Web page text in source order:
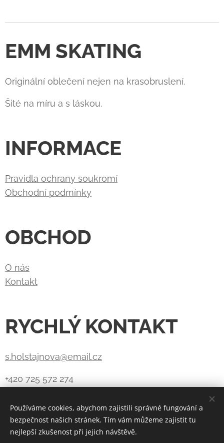
EMM SKATING
Originální oblečení nejen na krasobruslení.
Šité na míru a s láskou.
INFORMACE
Pravidla ochrany soukromí
Obchodní podmínky
OBCHOD
O nás
Kontakt
RYCHLÝ KONTAKT
s.holstajnova@email.cz
+420 725 572 274
Vytvořeno službouWebnode Cookies
Používáme cookies, abychom zajistili správné fungování a
bezpečnost našich stránek. Tím vám můžeme zajistit tu
nejlepší zkušenost při jejich návštěvě.